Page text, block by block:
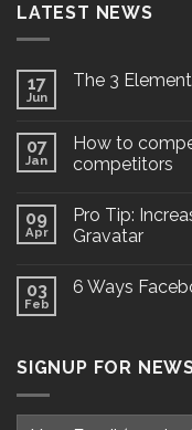
LATEST NEWS
17
Jun
The 3
07
Jan
How to
competitors
09
Apr
Pro Tip:
Gravatar
03
Feb
6 Ways
SIGNUP FOR